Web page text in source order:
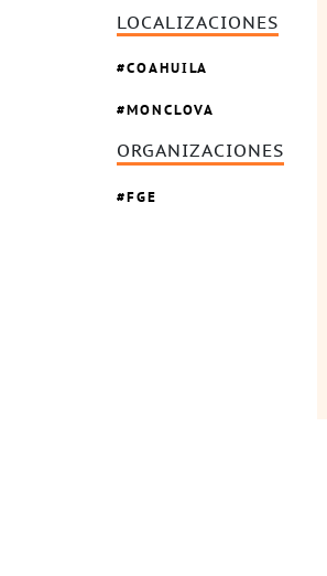
LOCALIZACIONES
COAHUILA
MONCLOVA
ORGANIZACIONES
FGE